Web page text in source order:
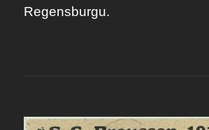
Regensburgu.